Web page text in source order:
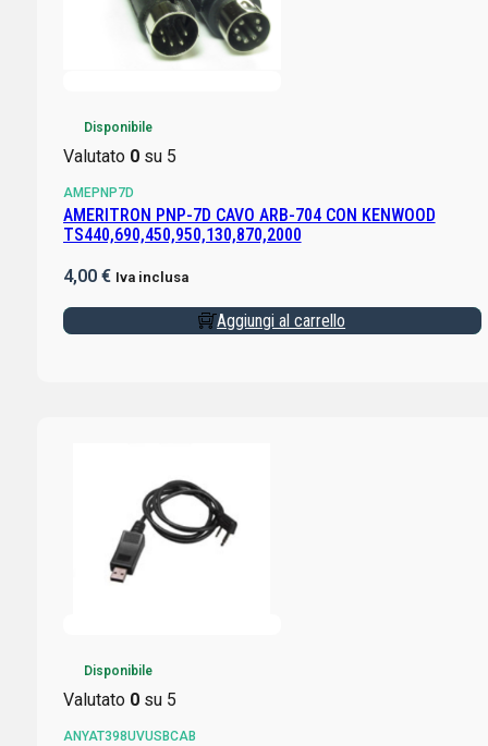
Disponibile
Valutato 0su 5
AMEPNP7D
AMERITRON PNP-7D CAVO ARB-704 CON KENWOOD
TS440,690,450,950,130,870,2000
4,00 € Iva inclusa
Aggiungi al carrello
Disponibile
Valutato 0su 5
ANYAT398UVUSBCAB